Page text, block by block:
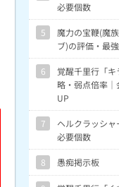
必要個数
5
魔力の宝鞭(魔
ブ)の評価・最
6
覚醒千里行「
略・弱点倍率
UP
7
ヘルクラッシャ
必要個数
8 愚痴掲示板